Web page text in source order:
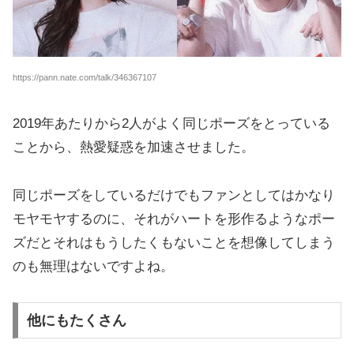
https://pann.nate.com/talk/346367107
2019年あたりから2人がよく同じポーズをとっている
ことから、熱愛疑惑を加速させました。
同じポーズをしているだけでもファンとしてはかなり
モヤモヤするのに、それがハートを形作るようなポー
ズだとそれはもうしたくもないことを想像してしまう
のも無理はないですよね。
他にもたくさん